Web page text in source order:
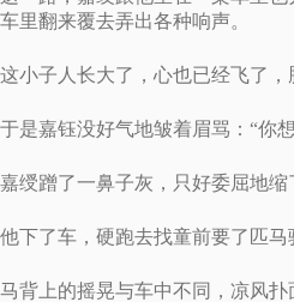
车里翻来覆去弄出各种响声。
这小子人长大了，心也已经飞了，
于是嘉钰没好气地皱着眉骂：“你
嘉绶蹭了一鼻子灰，只好委屈地缩
他下了车，硬跑去找童前要了匹马
马背上的摇晃与车中不同，凉风扑